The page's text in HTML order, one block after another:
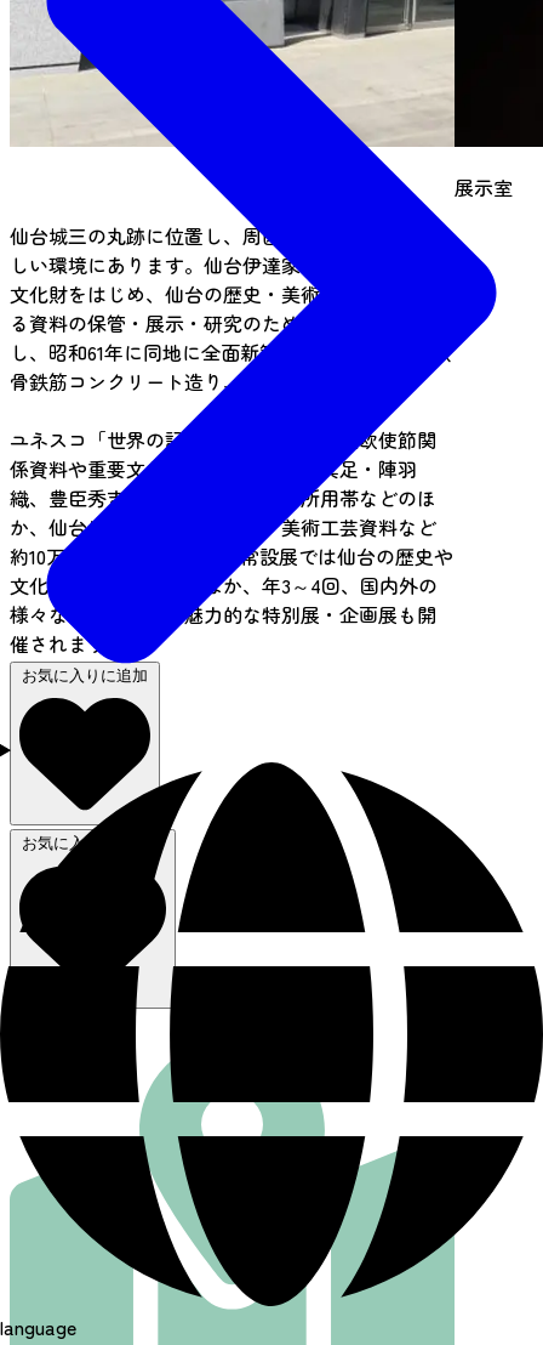
language
展示室
仙台城三の丸跡に位置し、周囲を緑に囲まれた美
しい環境にあります。仙台伊達家から寄贈された
文化財をはじめ、仙台の歴史・美術・文化に関す
る資料の保管・展示・研究のため昭和36年に開館
し、昭和61年に同地に全面新築しました(総2階、鉄
骨鉄筋コンクリート造り、延床面積1万800㎡)。
ユネスコ「世界の記憶」・国宝の慶長遣欧使節関
係資料や重要文化財の伊達政宗所用具足・陣羽
織、豊臣秀吉所用具足、三沢初子所用帯などのほ
か、仙台に関わる歴史・文化・美術工芸資料など
約10万点を収蔵しており、常設展では仙台の歴史や
文化を学べます。そのほか、年3～4回、国内外の
様々なテーマによる魅力的な特別展・企画展も開
催されます。
お気に入りに追加
お気に入りから削除